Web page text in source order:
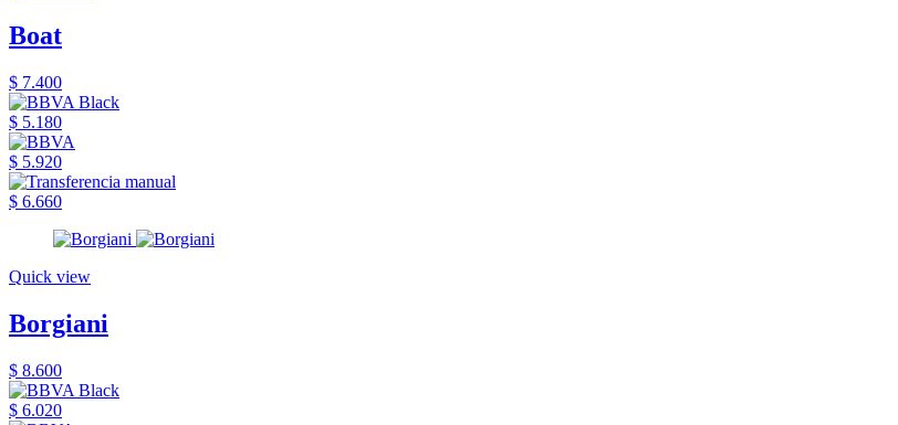
Boat
$ 7.400
$ 5.180
$ 5.920
$ 6.660
Quick view
Borgiani
$ 8.600
$ 6.020